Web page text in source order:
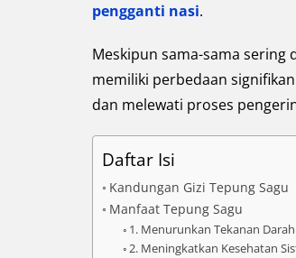
pengganti nasi.
Meskipun sama-sama sering
memiliki perbedaan
dan melewati proses
Daftar Isi
Kandungan Gizi Tepung Sagu
Manfaat Tepung Sagu
1. Menurunkan Tekanan Darah
2. Meningkatkan Kesehatan